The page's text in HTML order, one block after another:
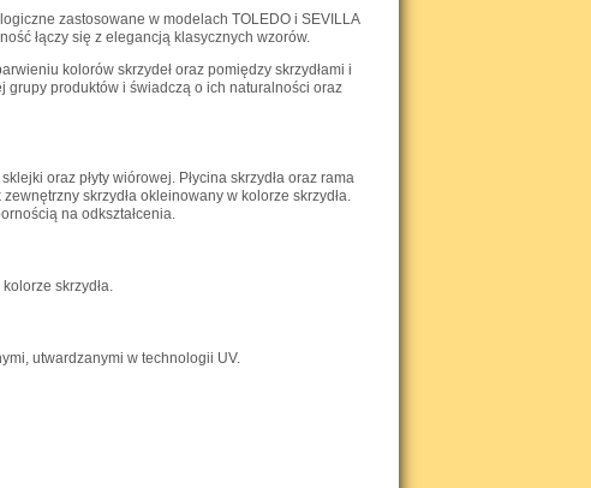
zastosowane w modelach TOLEDO i SEVILLA
łączy się z elegancją klasycznych wzorów.
kolorów skrzydeł oraz pomiędzy skrzydłami i
grupy produktów i świadczą o ich naturalności oraz
oraz płyty wiórowej. Płycina skrzydła oraz rama
skrzydła okleinowany w kolorze skrzydła.
na odkształcenia.
skrzydła.
utwardzanymi w technologii UV.